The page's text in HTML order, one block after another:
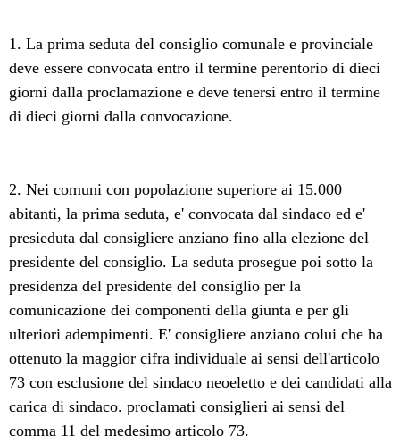
1. La prima seduta del consiglio comunale e provinciale
deve essere convocata entro il termine perentorio di dieci
giorni dalla proclamazione e deve tenersi entro il termine
di dieci giorni dalla convocazione.
2. Nei comuni con popolazione superiore ai 15.000
abitanti, la prima seduta, e' convocata dal sindaco ed e'
presieduta dal consigliere anziano fino alla elezione del
presidente del consiglio. La seduta prosegue poi sotto la
presidenza del presidente del consiglio per la
comunicazione dei componenti della giunta e per gli
ulteriori adempimenti. E' consigliere anziano colui che ha
ottenuto la maggior cifra individuale ai sensi dell'articolo
73 con esclusione del sindaco neoeletto e dei candidati alla
carica di sindaco. proclamati consiglieri ai sensi del
comma 11 del medesimo articolo 73.